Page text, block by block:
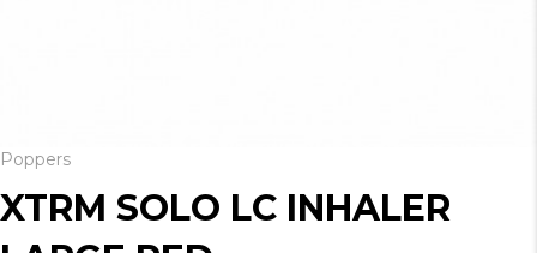
Poppers
XTRM SOLO LC INHALER